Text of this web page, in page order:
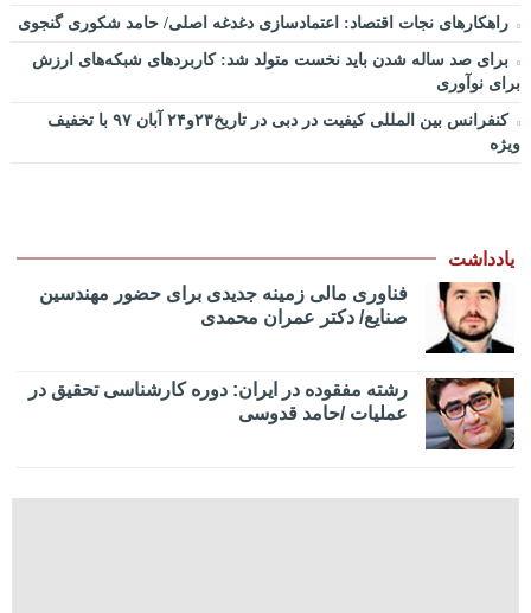
راهکارهای نجات اقتصاد: اعتمادسازی دغدغه اصلی/ حامد شکوری گنجوی
برای صد ساله شدن باید نخست متولد شد: کاربردهای شبکه‌های ارزش
برای نوآوری
کنفرانس بین المللی کیفیت در دبی در تاریخ۲۳و۲۴ آبان ۹۷ با تخفیف
ویژه
یادداشت
فناوری مالی زمینه جدیدی برای حضور مهندسین
صنایع/ دکتر عمران محمدی
رشته مفقوده در ایران: دوره کارشناسی تحقیق در
عملیات /حامد قدوسی